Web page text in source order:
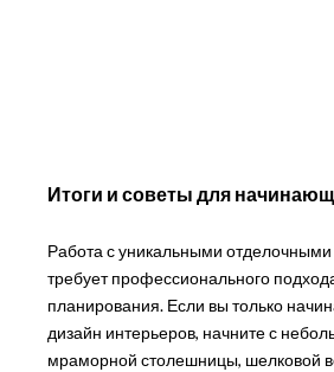
Итоги и советы для
Работа с уникальными
требует профессионального
планирования. Если вы только
дизайн интерьеров, начните с
мраморной столешницы, шелковой